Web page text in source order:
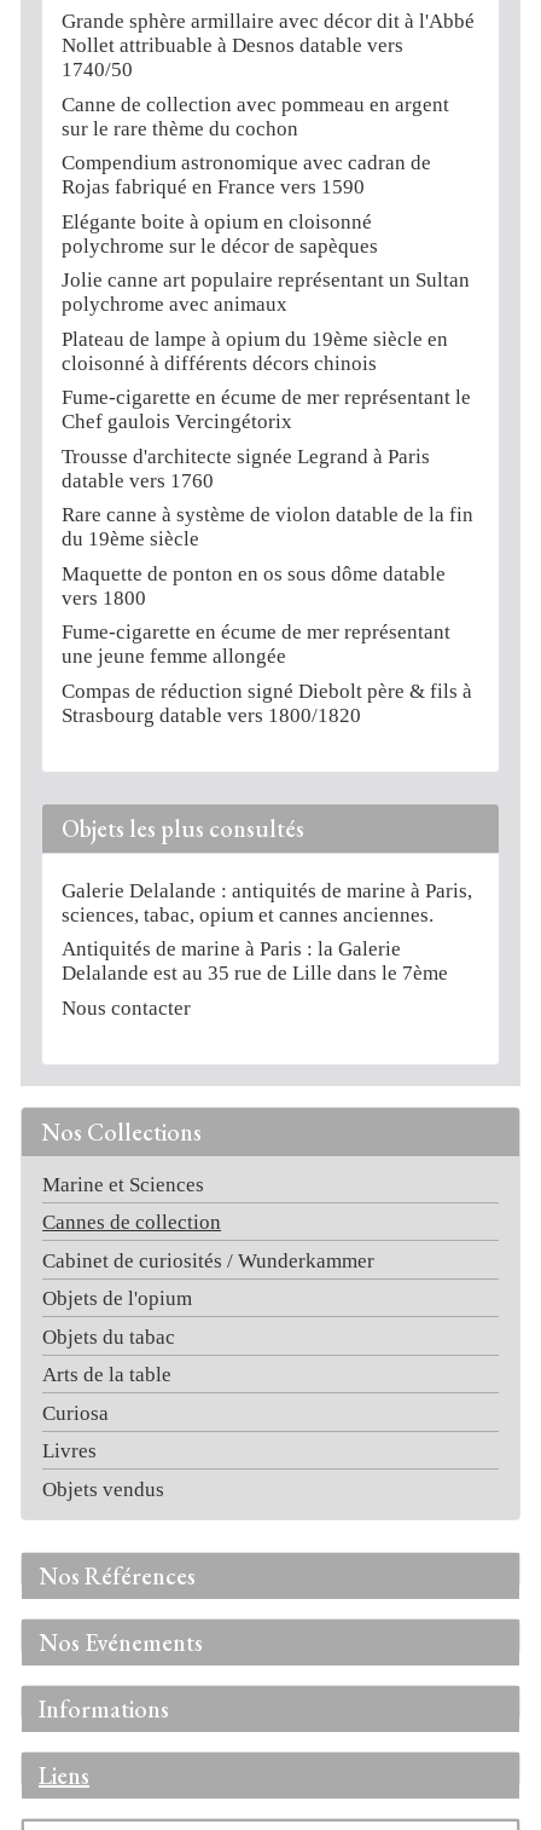
Nos Collections
Marine et Sciences
Cannes de collection
Cabinet de curiosités / Wunderkammer
Objets de l'opium
Objets du tabac
Arts de la table
Curiosa
Livres
Objets vendus
Nos Références
Nos Evénements
Informations
Liens
Grande sphère armillaire avec décor dit à l'Abbé
Nollet attribuable à Desnos datable vers
1740/50
Canne de collection avec pommeau en argent
sur le rare thème du cochon
Compendium astronomique avec cadran de
Rojas fabriqué en France vers 1590
Elégante boite à opium en cloisonné
polychrome sur le décor de sapèques
Jolie canne art populaire représentant un Sultan
polychrome avec animaux
Plateau de lampe à opium du 19ème siècle en
cloisonné à différents décors chinois
Fume-cigarette en écume de mer représentant le
Chef gaulois Vercingétorix
Trousse d'architecte signée Legrand à Paris
datable vers 1760
Rare canne à système de violon datable de la fin
du 19ème siècle
Maquette de ponton en os sous dôme datable
vers 1800
Fume-cigarette en écume de mer représentant
une jeune femme allongée
Compas de réduction signé Diebolt père & fils à
Strasbourg datable vers 1800/1820
Objets les plus consultés
Galerie Delalande : antiquités de marine à Paris,
sciences, tabac, opium et cannes anciennes.
Antiquités de marine à Paris : la Galerie
Delalande est au 35 rue de Lille dans le 7ème
Nous contacter